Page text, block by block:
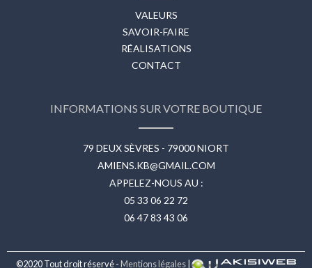
VALEURS
SAVOIR-FAIRE
RÉALISATIONS
CONTACT
INFORMATIONS SUR VOTRE BOUTIQUE
79 DEUX SÈVRES - 79000 NIORT
AMIENS.KB@GMAIL.COM
APPELEZ-NOUS AU :
05 33 06 22 72
06 47 83 43 06
©2020 Tout droit réservé -Mentions légales